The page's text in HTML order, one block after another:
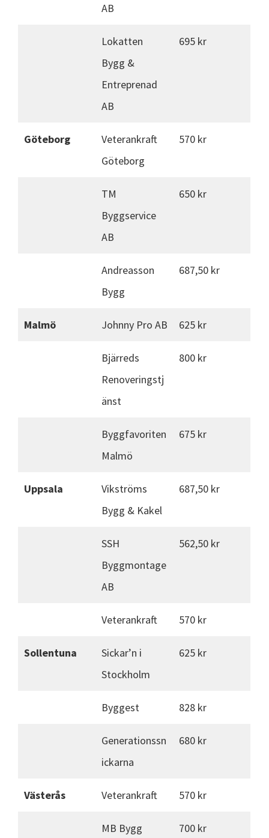
AB
Lokatten
Bygg &
Entreprenad
AB
695 kr
Göteborg
Veterankraft
Göteborg
570 kr
TM
Byggservice
AB
650 kr
Andreasson
Bygg
687,50 kr
Malmö Johnny Pro AB 625 kr
Bjärreds
Renoveringstj
änst
800 kr
Byggfavoriten
Malmö
675 kr
Uppsala
Vikströms
Bygg & Kakel
687,50 kr
SSH
Byggmontage
AB
562,50 kr
Veterankraft 570 kr
Sollentuna
Sickar’n i
Stockholm
625 kr
Byggest 828 kr
Generationssn
ickarna
680 kr
Västerås Veterankraft 570 kr
MB Bygg 700 kr